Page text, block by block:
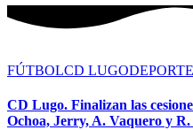
FÚTBOLCD LUGO
CD Lugo. Finalizan las
Ochoa, Jerry, A. Vaquero y